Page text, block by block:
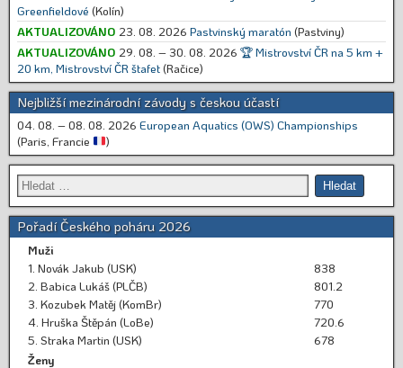
Greenfieldové (Kolín)
AKTUALIZOVÁNO 23. 08. 2026 Pastvinský maratón (Pastviny)
AKTUALIZOVÁNO 29. 08. – 30. 08. 2026 🏆 Mistrovství ČR na 5 km +
20 km, Mistrovství ČR štafet(Račice)
Nejbližší mezinárodní závody s českou účastí
04. 08. – 08. 08. 2026 European Aquatics (OWS) Championships
(Paris, Francie
)
Pořadí Českého poháru 2026
Muži
1. Novák Jakub (USK)
838
2. Babica Lukáš (PLČB)
801.2
3. Kozubek Matěj (KomBr)
770
4. Hruška Štěpán (LoBe)
720.6
5. Straka Martin (USK)
678
Ženy